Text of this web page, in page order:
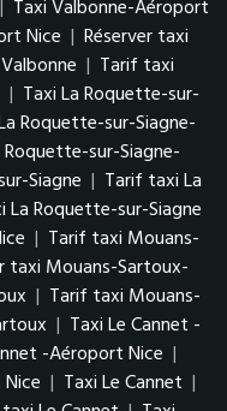
| Taxi Valbonne-Aéroport
Nice | Réserver taxi
| Tarif taxi
| Taxi La Roquette-sur-
Roquette-sur-Siagne-
sur-Siagne-
Siagne | Tarif taxi La
La Roquette-sur-Siagne
| Tarif taxi Mouans-
taxi Mouans-Sartoux-
| Tarif taxi Mouans-
| Taxi Le Cannet -
-Aéroport Nice |
| Taxi Le Cannet |